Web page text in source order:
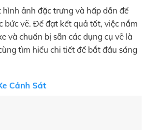
hình ảnh đặc trưng và hấp dẫn để
bức vẽ. Để đạt kết quả tốt, việc nắm
và chuẩn bị sẵn các dụng cụ vẽ là
tìm hiểu chi tiết để bắt đầu sáng
Cảnh Sát